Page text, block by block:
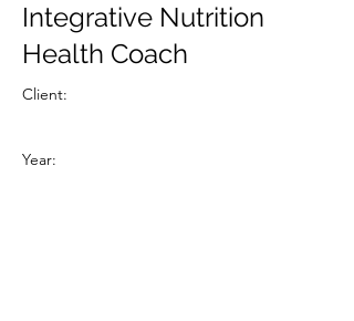
Integrative Nutrition
Health Coach
Client:
Year: